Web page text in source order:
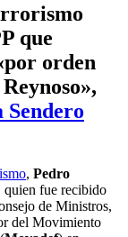
que
orden
Sendero
, Pedro
quien fue recibido
de Ministros,
del Movimiento